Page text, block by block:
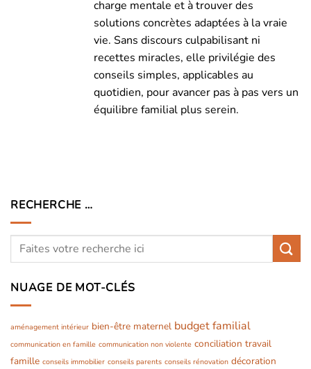
charge mentale et à trouver des
solutions concrètes adaptées à la vraie
vie. Sans discours culpabilisant ni
recettes miracles, elle privilégie des
conseils simples, applicables au
quotidien, pour avancer pas à pas vers un
équilibre familial plus serein.
RECHERCHE …
NUAGE DE MOT-CLÉS
aménagement intérieur bien-être maternel budget familial
communication en famille communication non violente conciliation travail
famille conseils immobilier conseils parents conseils rénovation décoration